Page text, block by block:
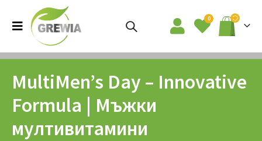
0
MultiMen’s Day – Innovative
Formula | Мъжки
мултивитамини